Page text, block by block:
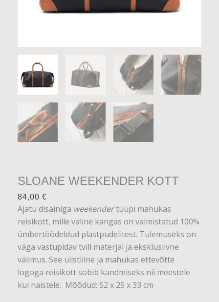
SLOANE WEEKENDER KOTT
84,00 €
Ajatu disainiga weekendertüüpi mahukas
reisikott, mille väline kangas on valmistatud 100%
ümbertöödeldud plastpudelitest. Tulemuseks on
väga vastupidav tvill materjal ja eksklusiivne
välimus. See ülistiilne ja mahukas ettevõtte
logoga reisikott sobib kandmiseks nii meestele
kui naistele. Mõõdud: 52 x 25 x 33 cm